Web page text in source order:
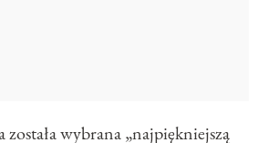
wybrana „najpiękniejszą